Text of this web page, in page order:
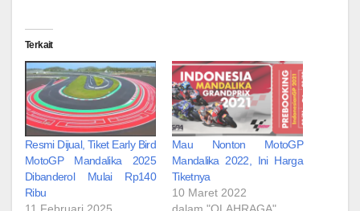
Terkait
Resmi Dijual, Tiket Early Bird
MotoGP Mandalika 2025
Dibanderol Mulai Rp140
Ribu
11 Februari 2025
Mau Nonton MotoGP
Mandalika 2022, Ini Harga
Tiketnya
10 Maret 2022
dalam "OLAHRAGA"